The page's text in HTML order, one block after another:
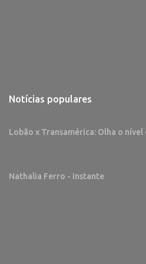
Notícias populares
Lobão x Transamérica: Olha o
Nathalia Ferro - Instante